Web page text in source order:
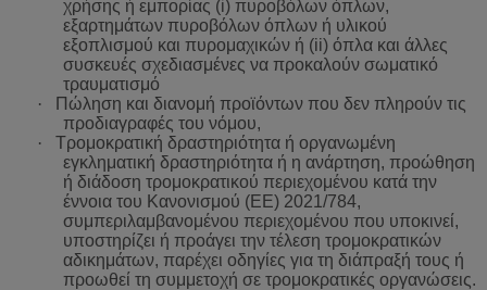
χρήσης ή εμπορίας (i) πυροβόλων όπλων,
εξαρτημάτων πυροβόλων όπλων ή υλικού
εξοπλισμού και πυρομαχικών ή (ii) όπλα και άλλες
συσκευές σχεδιασμένες να προκαλούν σωματικό
τραυματισμό
·
Πώληση και διανομή προϊόντων που δεν πληρούν τις
προδιαγραφές του νόμου,
·
Τρομοκρατική δραστηριότητα ή οργανωμένη
εγκληματική δραστηριότητα ή η ανάρτηση, προώθηση
ή διάδοση τρομοκρατικού περιεχομένου κατά την
έννοια του Κανονισμού (ΕΕ) 2021/784,
συμπεριλαμβανομένου περιεχομένου που υποκινεί,
υποστηρίζει ή προάγει την τέλεση τρομοκρατικών
αδικημάτων, παρέχει οδηγίες για τη διάπραξή τους ή
προωθεί τη συμμετοχή σε τρομοκρατικές οργανώσεις.